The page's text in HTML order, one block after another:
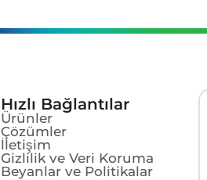
Hızlı Bağlantılar
Ürünler
Çözümler
İletişim
Gizlilik ve Veri Koruma
Beyanlar ve Politikalar